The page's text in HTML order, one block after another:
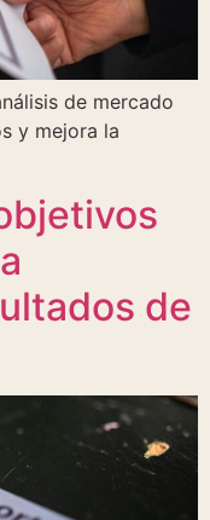
de mercado
y mejora la
de